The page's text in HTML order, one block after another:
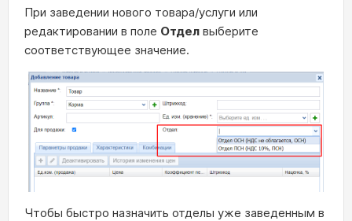
При заведении нового товара/услуги или
редактировании в поле Отдел выберите
соответствующее значение.
Чтобы быстро назначить отделы уже заведенным в